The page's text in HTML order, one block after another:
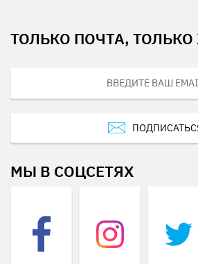
ТОЛЬКО ПОЧТА, ТОЛЬКО
МЫ В СОЦСЕТЯХ